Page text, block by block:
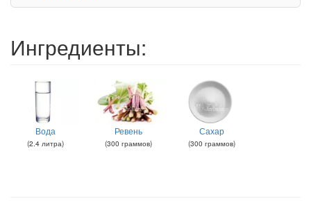
Ингредиенты:
Вода
(2.4 литра)
Ревень
(300 граммов)
Сахар
(300 граммов)